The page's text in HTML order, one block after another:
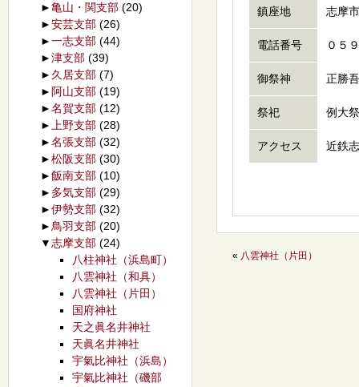
鎮座地 志摩
電話番号 ０５
御祭神 正勝
祭祀 例大
アクセス 近鉄
« 八雲神社（片田）
►亀山・関支部 (20)
►安芸支部 (26)
►一志支部 (44)
►津支部 (39)
► 久居支部 (7)
► 阿山支部 (19)
►名賀支部 (12)
►
上野支部 (28)
►名張支部 (32)
►松阪支部 (30)
►飯南支部 (10)
► 多気支部 (29)
►伊勢支部 (32)
► 鳥羽支部 (20)
▼志摩支部 (24)
八柱神社（浜島町）
八雲神社（和具）
八雲神社（片田）
国府神社
天之眞名井神社
天眞名井神社
宇氣比神社（浜島）
宇氣比神社（磯部